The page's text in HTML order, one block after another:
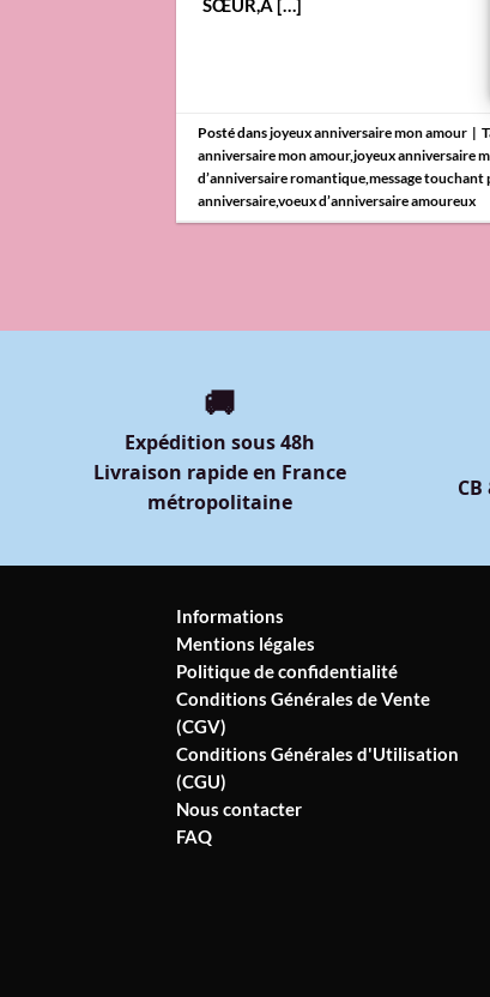
SŒUR,À […]
Posté dansjoyeux anniversaire mon amour |
anniversaire mon amour,joyeux anniversaire
d’anniversaire romantique, message
anniversaire,voeux d’anniversaire amoureux
🚚
Expédition sous 48h
Livraison rapide en France
métropolitaine
Informations
Mentions légales
Politique de confidentialité
Conditions Générales de Vente
(CGV)
Conditions Générales d'Utilisation
(CGU)
Nous contacter
FAQ